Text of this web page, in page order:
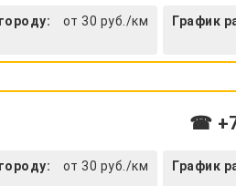
от 30 руб./км График
☎ +7
от 30 руб./км График